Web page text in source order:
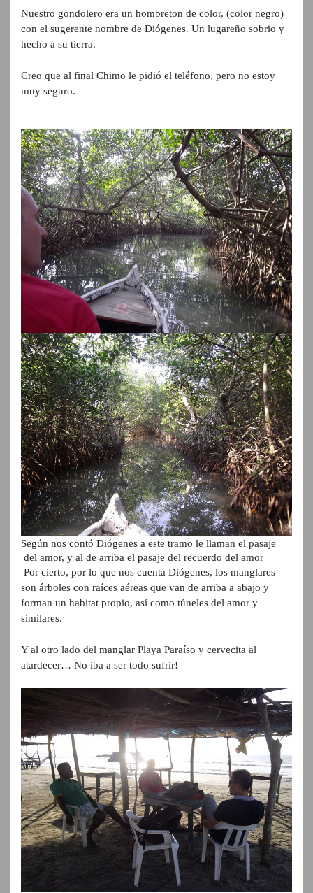
Nuestro gondolero era un hombreton de color, (color negro)
con el sugerente nombre de Diógenes. Un lugareño sobrio y
hecho a su tierra.
Creo que al final Chimo le pidió el teléfono, pero no estoy
muy seguro.
Según nos contó Diógenes a este tramo le llaman el pasaje
del amor, y al de arriba el pasaje del recuerdo del amor
Por cierto, por lo que nos cuenta Diógenes, los manglares
son árboles con raíces aéreas que van de arriba a abajo y
forman un habitat propio, así como túneles del amor y
similares.
Y al otro lado del manglar Playa Paraíso y cervecita al
atardecer… No iba a ser todo sufrir!